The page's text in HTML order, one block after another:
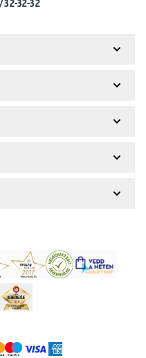
32-32